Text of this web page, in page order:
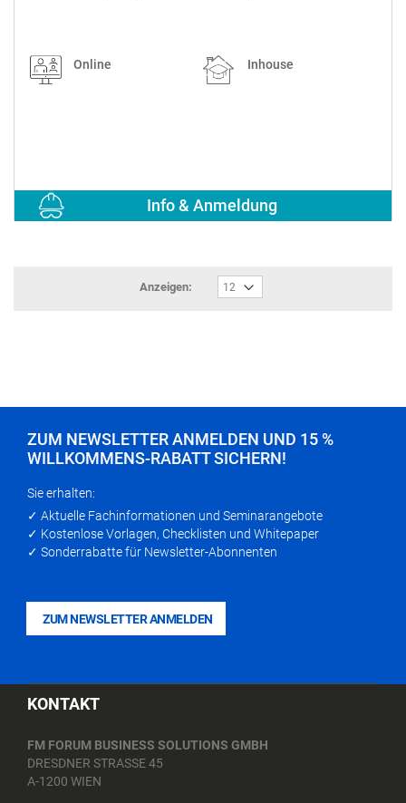
Online Inhouse
Info & Anmeldung
Anzeigen:
ZUM NEWSLETTER ANMELDEN UND 15 %
WILLKOMMENS-RABATT SICHERN!
Sie erhalten:
✓ Aktuelle Fachinformationen und Seminarangebote
✓ Kostenlose Vorlagen, Checklisten und Whitepaper
✓ Sonderrabatte für Newsletter-Abonnenten
ZUM NEWSLETTER ANMELDEN
KONTAKT
FM FORUM BUSINESS SOLUTIONS GMBH
DRESDNER STRASSE 45
A-1200 WIEN